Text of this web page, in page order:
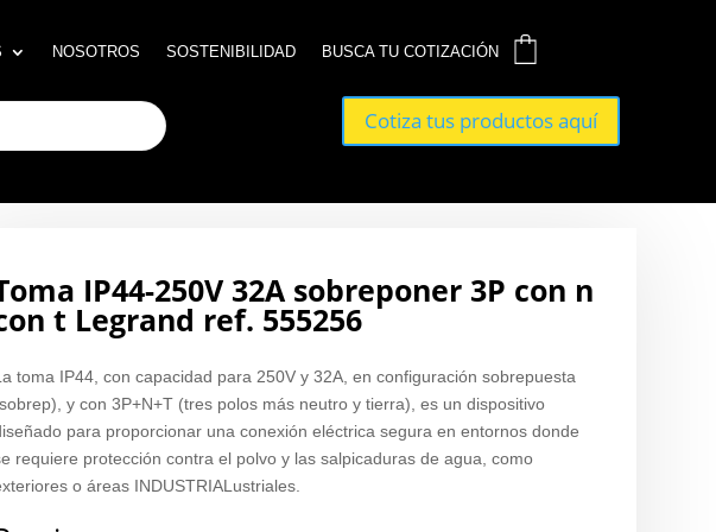
NOSOTROS SOSTENIBILIDAD BUSCA TU COTIZACIÓN
Cotiza tus productos aquí
NOSOTROS SOSTENIBILIDAD BUSCA TU COTIZACIÓN
Cotiza tus productos aquí
IP44-250V 32A sobreponer 3P con n
t Legrand ref. 555256
toma IP44, con capacidad para 250V y 32A, en configuración sobrepuesta
y con 3P+N+T (tres polos más neutro y tierra), es un dispositivo
para proporcionar una conexión eléctrica segura en entornos donde
requiere protección contra el polvo y las salpicaduras de agua, como
o áreas INDUSTRIALustriales.